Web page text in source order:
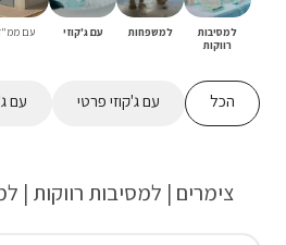
למסיבות
רווקות
למשפחות עם ג'קוזי עם
הכל עם ג'קוזי פרטי עם
צימרים | למסיבות רווקות |